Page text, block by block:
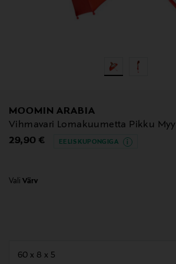
MOOMIN ARABIA
Vihmavari Lomakuumetta Pikku Myy
Original Price
29,90 € EELIS KUPONGIGA
Vali Värv